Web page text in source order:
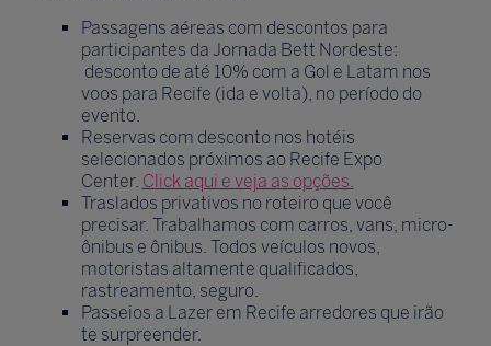
Passagens aéreas com descontos para
participantes da Jornada Bett Nordeste:
desconto de até 10% com a Gol e Latam nos
voos para Recife (ida e volta), no período do
evento.
Reservas com desconto nos hotéis
selecionados próximos ao Recife Expo
Center. Click aqui e veja as opções.
Traslados privativos no roteiro que você
precisar. Trabalhamos com carros, vans, micro-
ônibus e ônibus. Todos veículos novos,
motoristas altamente qualificados,
rastreamento, seguro.
Passeios a Lazer em Recife arredores que irão
te surpreender.